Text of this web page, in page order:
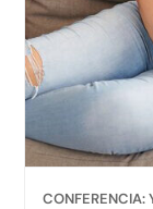
CONFERENCIA: